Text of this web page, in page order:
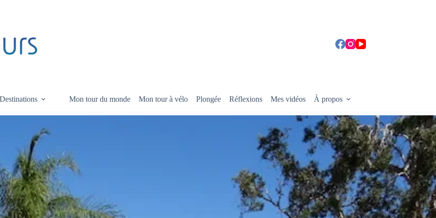
Destinations Mon tour du monde Mon tour à vélo Plongée Réflexions Mes vidéos À propos